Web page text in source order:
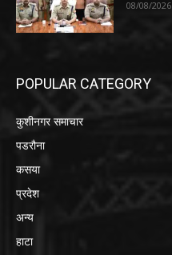
08/08/2026
POPULAR CATEGORY
कुशीनगर समाचार
पडरौना
कसया
प्रदेश
अन्य
हाटा